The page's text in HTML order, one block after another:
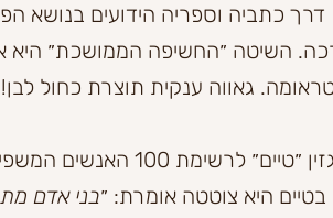
השיטה ״החשיפה הממושכת״ היא
גאווה ענקית תוצרת כחול לבן!
בשנת 2010, נבחרה על ידי המגזין
בטיים היא צוטטה אומרת: ״בני אדם